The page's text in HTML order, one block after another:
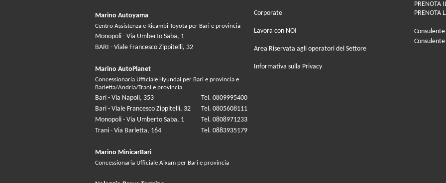
Marino Autoyama
Centro Assistenza e Ricambi Toyota per Bari e provincia
Monopoli - Via Umberto Saba, 1
BARI - Viale Francesco Zippitelli, 32
Marino AutoPlanet
Concessionaria Ufficiale Hyundai per Bari e provincia e
Barletta/Andria/Trani e provincia.
Bari - Via Napoli, 353
Tel. 0809995400
Bari - Viale Francesco Zippitelli, 32
Tel. 0805608111
Monopoli - Via Umberto Saba, 1
Tel. 0808971233
Trani - Via Barletta, 164
Tel. 0883935179
Marino MinicarBari
Concessionaria Ufficiale Aixam per Bari e provincia
Corporate
Lavora con NOI
Area Riservata agli operatori del Settore
Informativa sulla Privacy
PRENOTA
PRENOTA